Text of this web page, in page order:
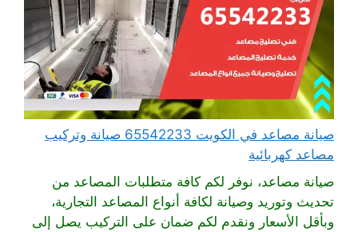
صيانة مصاعد في الكويت 65542233 صيانة وتركيب
مصاعد كهربائية
صيانة مصاعد، نوفر لكم كافة متطلبات المصاعد من
تحديث وتوريد وصيانة لكافة أنواع المصاعد التجارية،
وبأقل الأسعار ونقدم لكم ضمان على التركيب يصل إلى